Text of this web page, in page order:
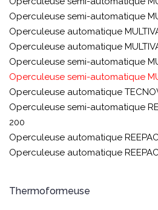
Operculeuse semi-automatique
Operculeuse automatique
Operculeuse automatique
Operculeuse semi-automatique
Operculeuse semi-automatique
Operculeuse automatique
Operculeuse semi-automatique
200
Operculeuse automatique
Operculeuse automatique
Thermoformeuse